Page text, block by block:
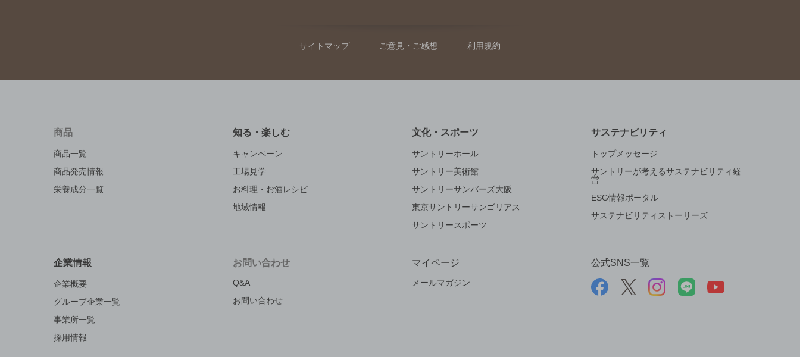
サイトマップ ご意見・ご感想 利用規約
商品
商品一覧
商品発売情報
栄養成分一覧
知る・楽しむ
キャンペーン
工場見学
お料理・お酒レシピ
地域情報
文化・スポーツ
サントリーホール
サントリー美術館
サントリーサンバーズ大阪
東京サントリーサンゴリアス
サントリースポーツ
サステナビリティ
トップメッセージ
サントリーが考えるサステナビリティ経
営
ESG情報ポータル
サステナビリティストーリーズ
企業情報
企業概要
グループ企業一覧
事業所一覧
採用情報
お問い合わせ
Q&A
お問い合わせ
マイページ
メールマガジン
公式SNS一覧